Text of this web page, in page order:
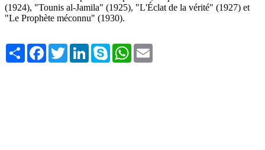
(1924), "Tounis al-Jamila" (1925), "L'Éclat de la vérité" (1927) et
"Le Prophète méconnu" (1930).
Share FacebookTwitterLinkedInSkype WhatsApp